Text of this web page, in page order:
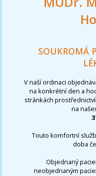
SOUKROMÁ
V naší ordinaci
na konkrétní den a
stránkách
na
Touto komfortní
doba
Objednaný
neobjednaným